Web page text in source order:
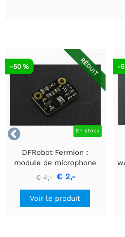

RÉDUIT
En stock
-50 %
DFRobot Fermion :
module de microphone
MEMS
€ 4,- € 2,-
Voir le produit
-